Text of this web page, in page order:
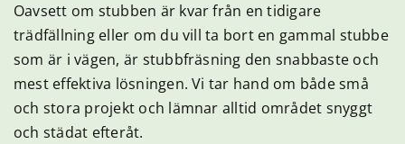
Oavsett om stubben är kvar från en tidigare
trädfällning eller om du vill ta bort en gammal stubbe
som är i vägen, är stubbfräsning den snabbaste och
mest effektiva lösningen. Vi tar hand om både små
och stora projekt och lämnar alltid området snyggt
och städat efteråt.